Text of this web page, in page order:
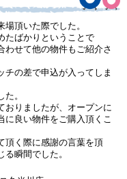
頂いた際でした。
たばかりということで
わせて他の物件もご紹介さ
チの差で申込が入ってしま
。
おりましたが、オープンに
に良い物件をご購入頂くこ
頂く際に感謝の言葉を頂
瞬間でした。